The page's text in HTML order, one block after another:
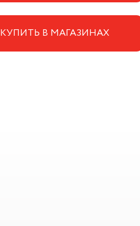
КУПИТЬ В МАГАЗИНАХ